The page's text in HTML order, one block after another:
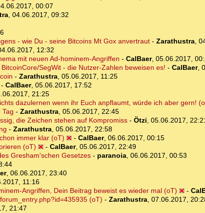
00:07
, 04.06.2017, 09:32
- wie Du - seine Bitcoins Mt Gox anvertraut- Zarathustra,
12:32
mit neuen Ad-hominem-Angriffen - CalBaer, 05.06.2017,
SegWit - die Nutzer-Zahlen beweisen es! - CalBaer,
- Zarathustra, 05.06.2017, 11:25
- CalBaer, 05.06.2017, 17:52
21:25
dazulernen wenn ihr Euch anpflaumt, würde ich aber gern!
- Zarathustra, 05.06.2017, 22:45
die Zeichen stehen auf Kompromiss- Ötzi, 05.06.2017,
- Zarathustra, 05.06.2017, 22:58
immer klar (oT)
- CalBaer, 06.06.2017, 00:15
(oT)
- CalBaer, 05.06.2017, 22:49
Gresham'schen Gesetzes- paranoia, 06.06.2017, 00:53
, 06.06.2017, 23:40
11:16
Angriffen, Dein Beitrag beweist es wieder mal (oT)
-
(oT) - Zarathustra, 07.06.2017,
21:47